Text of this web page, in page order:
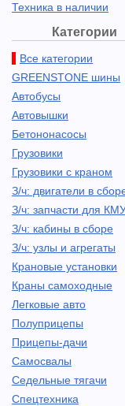
Техника в наличии
Категории
Все категории
GREENSTONE шины
Автобусы
Автовышки
Бетононасосы
Грузовики
Грузовики с краном
З/ч: двигатели в
З/ч: запчасти для
З/ч: кабины в сборе
З/ч: узлы и агрегаты
Крановые установки
Краны самоходные
Легковые авто
Полуприцепы
Прицепы-дачи
Самосвалы
Седельные тягачи
Спецтехника